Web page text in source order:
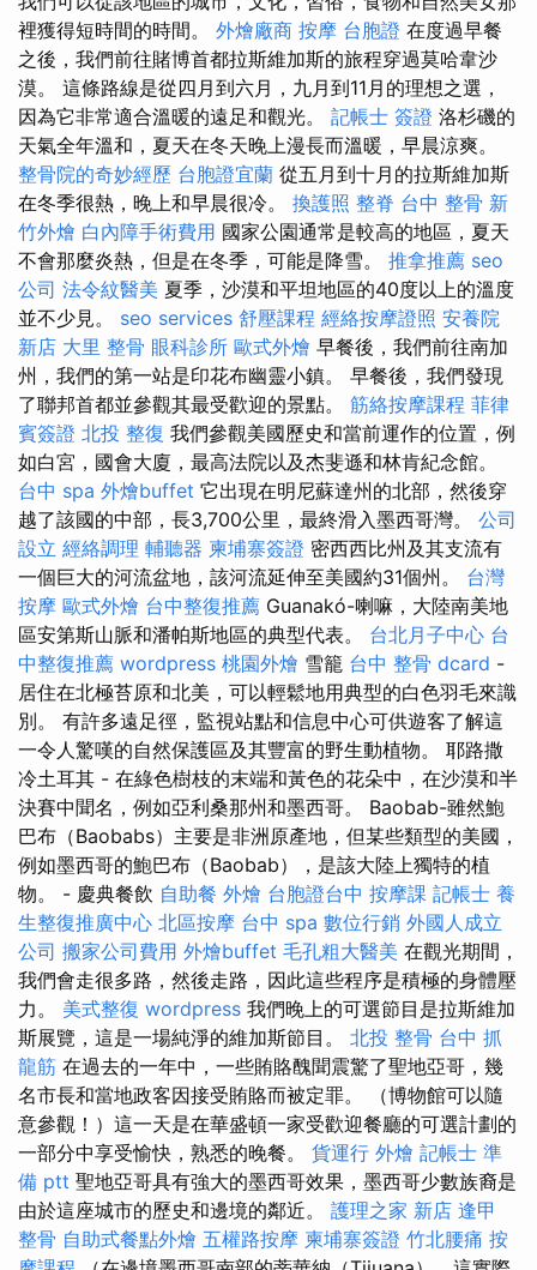
裡獲得短時間的時間。 外燴廠商 按摩 台胞證 在度過早餐
之後，我們前往賭博首都拉斯維加斯的旅程穿過莫哈韋沙
漠。 這條路線是從四月到六月，九月到11月的理想之選，
因為它非常適合溫暖的遠足和觀光。 記帳士 簽證 洛杉磯的
天氣全年溫和，夏天在冬天晚上漫長而溫暖，早晨涼爽。
整骨院的奇妙經歷 台胞證宜蘭 從五月到十月的拉斯維加斯
在冬季很熱，晚上和早晨很冷。 換護照 整脊 台中 整骨 新
竹外燴 白內障手術費用 國家公園通常是較高的地區，夏天
不會那麼炎熱，但是在冬季，可能是降雪。 推拿推薦 seo
公司 法令紋醫美 夏季，沙漠和平坦地區的40度以上的溫度
並不少見。 seo services 舒壓課程 經絡按摩證照 安養院
新店 大里 整骨 眼科診所 歐式外燴 早餐後，我們前往南加
州，我們的第一站是印花布幽靈小鎮。 早餐後，我們發現
了聯邦首都並參觀其最受歡迎的景點。 筋絡按摩課程 菲律
賓簽證 北投 整復 我們參觀美國歷史和當前運作的位置，例
如白宮，國會大廈，最高法院以及杰斐遜和林肯紀念館。
台中 spa 外燴buffet 它出現在明尼蘇達州的北部，然後穿
越了該國的中部，長3,700公里，最終滑入墨西哥灣。 公司
設立 經絡調理 輔聽器 柬埔寨簽證 密西西比州及其支流有
一個巨大的河流盆地，該河流延伸至美國約31個州。 台灣
按摩 歐式外燴 台中整復推薦 Guanakó-喇嘛，大陸南美地
區安第斯山脈和潘帕斯地區的典型代表。 台北月子中心 台
中整復推薦 wordpress 桃園外燴 雪籠 台中 整骨 dcard -
居住在北極苔原和北美，可以輕鬆地用典型的白色羽毛來識
別。 有許多遠足徑，監視站點和信息中心可供遊客了解這
一令人驚嘆的自然保護區及其豐富的野生動植物。 耶路撒
冷土耳其 - 在綠色樹枝的末端和黃色的花朵中，在沙漠和半
決賽中聞名，例如亞利桑那州和墨西哥。 Baobab-雖然鮑
巴布（Baobabs）主要是非洲原產地，但某些類型的美國，
例如墨西哥的鮑巴布（Baobab），是該大陸上獨特的植
物。 - 慶典餐飲 自助餐 外燴 台胞證台中 按摩課 記帳士 養
生整復推廣中心 北區按摩 台中 spa 數位行銷 外國人成立
公司 搬家公司費用 外燴buffet 毛孔粗大醫美 在觀光期間，
我們會走很多路，然後走路，因此這些程序是積極的身體壓
力。 美式整復 wordpress 我們晚上的可選節目是拉斯維加
斯展覽，這是一場純淨的維加斯節目。 北投 整骨 台中 抓
龍筋 在過去的一年中，一些賄賂醜聞震驚了聖地亞哥，幾
名市長和當地政客因接受賄賂而被定罪。 （博物館可以隨
意參觀！）這一天是在華盛頓一家受歡迎餐廳的可選計劃的
一部分中享受愉快，熟悉的晚餐。 貨運行 外燴 記帳士 準
備 ptt 聖地亞哥具有強大的墨西哥效果，墨西哥少數族裔是
由於這座城市的歷史和邊境的鄰近。 護理之家 新店 逢甲
整骨 自助式餐點外燴 五權路按摩 柬埔寨簽證 竹北腰痛 按